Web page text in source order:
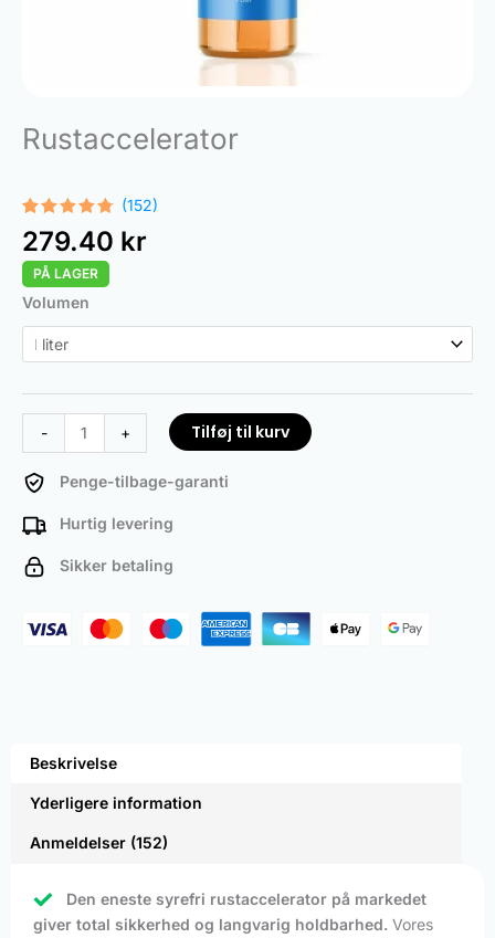
Rustaccelerator
Bedømt
som4.68
ud af 5
baseret
på
152
kundebedømmelser
(152)
279.40 kr
PÅ LAGER
Volumen
-
Rust
Accelerator
antal
+ Tilføj til kurv
Penge-tilbage-garanti
Hurtig levering
Sikker betaling
Beskrivelse
Yderligere information
Anmeldelser (152)
Den eneste syrefri rustaccelerator på markedet
giver total sikkerhed og langvarig holdbarhed. Vores